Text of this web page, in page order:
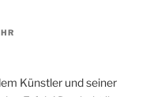
Künstler und seiner